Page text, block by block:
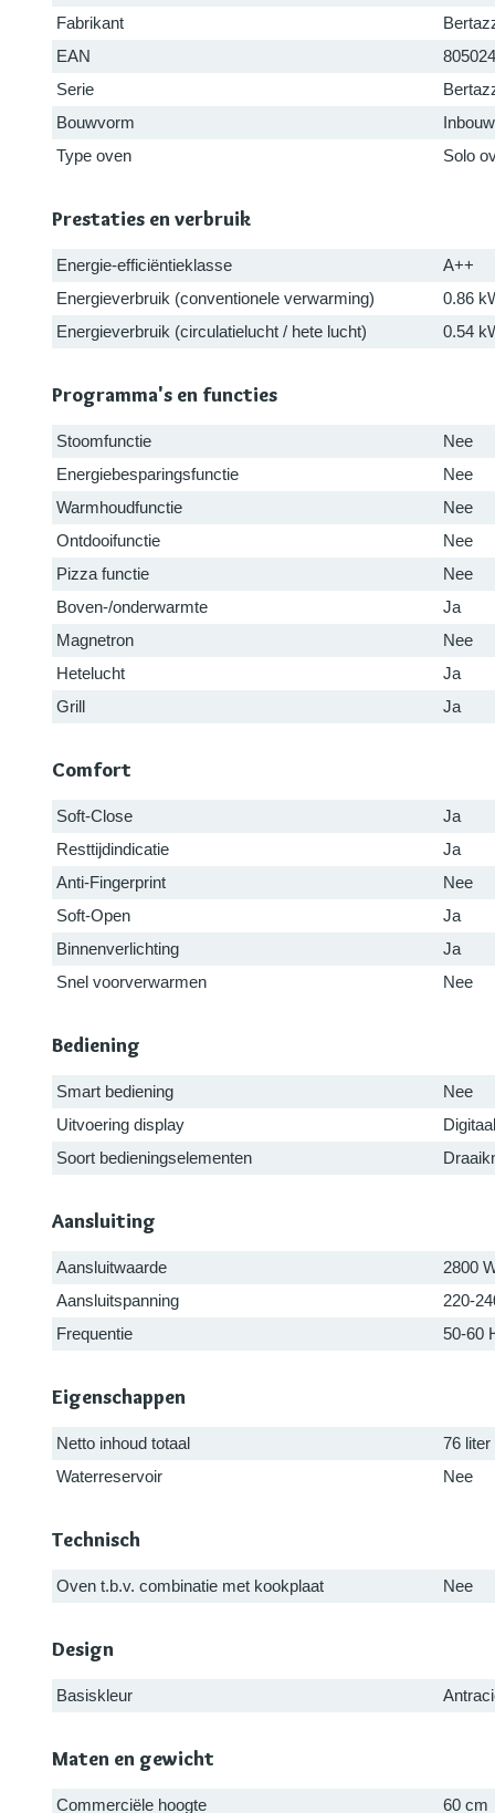
Fabrikant
EAN
Serie
Bouwvorm
Inbouw
Type oven
Solo
Prestaties en verbruik
Energie-efficiëntieklasse
A++
Energieverbruik (conventionele verwarming)
0.86
Energieverbruik (circulatielucht / hete lucht)
0.54
Programma's en functies
Stoomfunctie
Nee
Energiebesparingsfunctie
Nee
Warmhoudfunctie
Nee
Ontdooifunctie
Nee
Pizza functie
Nee
Boven-/onderwarmte
Ja
Magnetron
Nee
Hetelucht
Ja
Grill
Ja
Comfort
Soft-Close
Ja
Resttijdindicatie
Ja
Anti-Fingerprint
Nee
Soft-Open
Ja
Binnenverlichting
Ja
Snel voorverwarmen
Nee
Bediening
Smart bediening
Nee
Uitvoering display
Digitaal
Soort bedieningselementen
Aansluiting
Aansluitwaarde
2800
Aansluitspanning
220-
Frequentie
50-60
Eigenschappen
Netto inhoud totaal
76 liter
Waterreservoir
Nee
Technisch
Oven t.b.v. combinatie met kookplaat Nee
Design
Basiskleur
Maten en gewicht
Commerciële hoogte 60 cm